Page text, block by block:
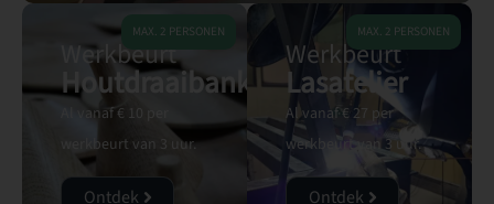
Werkbeurt
Houtdraaibank
Al vanaf € 10 per
werkbeurt van 3 uur.
Ontdek
MAX. 2 PERSONEN
Werkbeurt
Lasatelier
Al vanaf € 27 per
werkbeurt van 3 uur.
Ontdek
MAX. 2 PERSONEN